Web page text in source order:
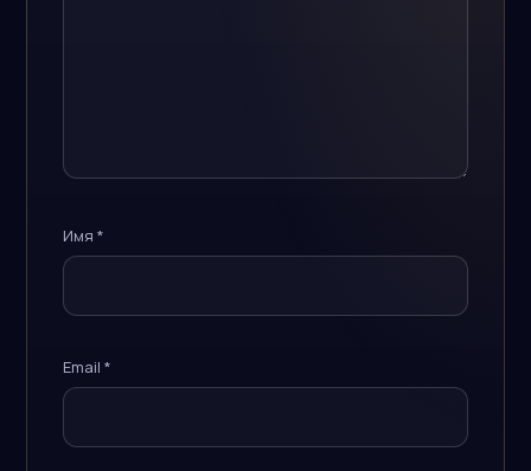
Имя *
Email *